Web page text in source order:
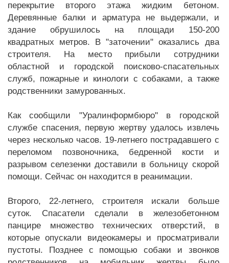
перекрытие второго этажа жидким бетоном.
Деревянные балки и арматура не выдержали, и
здание обрушилось на площади 150-200
квадратных метров. В "заточении" оказались два
строителя. На место прибыли сотрудники
областной и городской поисково-спасательных
служб, пожарные и кинологи с собаками, а также
родственники замурованных.
Как сообщили "Уралинформбюро" в городской
службе спасения, первую жертву удалось извлечь
через несколько часов. 19-летнего пострадавшего с
переломом позвоночника, бедренной кости и
разрывом селезенки доставили в больницу скорой
помощи. Сейчас он находится в реанимации.
Второго, 22-летнего, строителя искали больше
суток. Спасатели сделали в железобетонном
панцире множество технических отверстий, в
которые опускали видеокамеры и просматривали
пустоты. Позднее с помощью собаки и звонков